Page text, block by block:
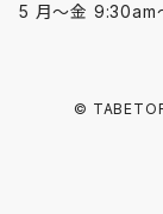
5 月〜金 9:30am
©